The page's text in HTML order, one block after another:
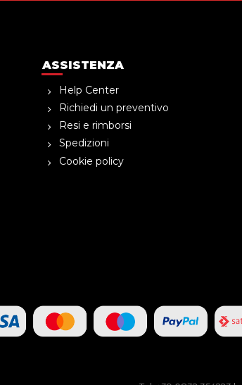
ASSISTENZA
Help Center
Richiedi un preventivo
Resi e rimborsi
Spedizioni
Cookie policy